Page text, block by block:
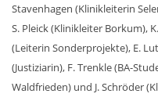
Stavenhagen (Klinikleiterin
S. Pleick (Klinikleiter Borkum),
(Leiterin Sonderprojekte), E.
(Justiziarin), F. Trenkle (BA-
Waldfrieden) und J. Schröder